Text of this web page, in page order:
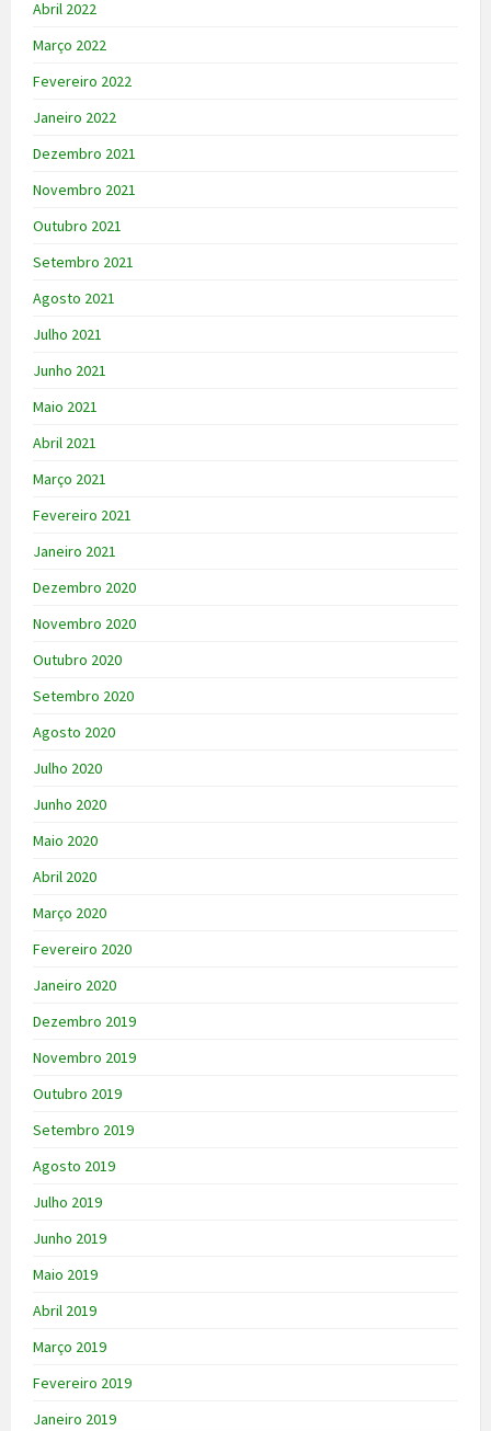
Abril 2022
Março 2022
Fevereiro 2022
Janeiro 2022
Dezembro 2021
Novembro 2021
Outubro 2021
Setembro 2021
Agosto 2021
Julho 2021
Junho 2021
Maio 2021
Abril 2021
Março 2021
Fevereiro 2021
Janeiro 2021
Dezembro 2020
Novembro 2020
Outubro 2020
Setembro 2020
Agosto 2020
Julho 2020
Junho 2020
Maio 2020
Abril 2020
Março 2020
Fevereiro 2020
Janeiro 2020
Dezembro 2019
Novembro 2019
Outubro 2019
Setembro 2019
Agosto 2019
Julho 2019
Junho 2019
Maio 2019
Abril 2019
Março 2019
Fevereiro 2019
Janeiro 2019